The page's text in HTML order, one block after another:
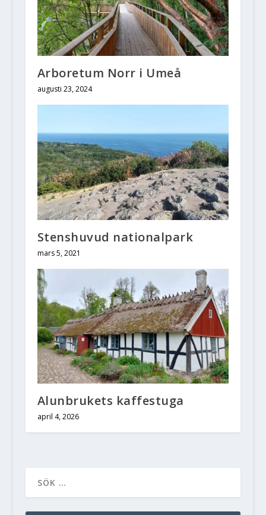
Arboretum Norr i Umeå
augusti 23, 2024
Stenshuvud nationalpark
mars 5, 2021
Alunbrukets kaffestuga
april 4, 2026